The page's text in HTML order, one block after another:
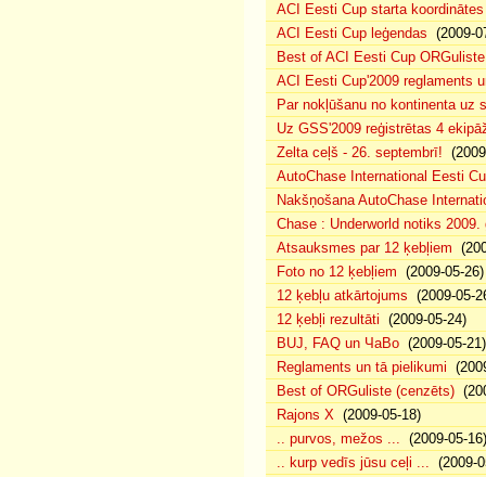
ACI Eesti Cup starta koordinātes
ACI Eesti Cup leģendas (2009-
Best of ACI Eesti Cup
ACI Eesti Cup'2009 reglaments
Par nokļūšanu no kontinenta uz
Uz GSS'2009 reģistrētas 4
Zelta ceļš - 26. septembrī!
AutoChase International Eesti
Nakšņošana AutoChase
Chase : Underworld notiks 2009.
Atsauksmes par 12 ķebļiem
Foto no 12 ķebļiem (2009-05-26)
12 ķebļu atkārtojums (2009-05-
12 ķebļi rezultāti (2009-05-24)
BUJ, FAQ un ЧаВо (2009-05-21)
Reglaments un tā pielikumi
Best of ORGuliste (cenzēts)
Rajons X (2009-05-18)
.. purvos, mežos ... (2009-05-16)
.. kurp vedīs jūsu ceļi ... (2009-